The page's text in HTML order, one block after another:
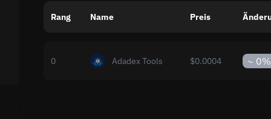
Beliebte Börsen
Rang Name Preis
0 Adadex Tools $0.0004 ~ 0%